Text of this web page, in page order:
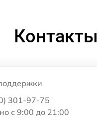
Контакты
301-97-75
с 9:00 до 21:00